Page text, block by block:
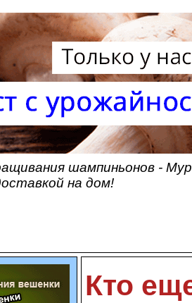
шампиньонов -
на дом!
Кто